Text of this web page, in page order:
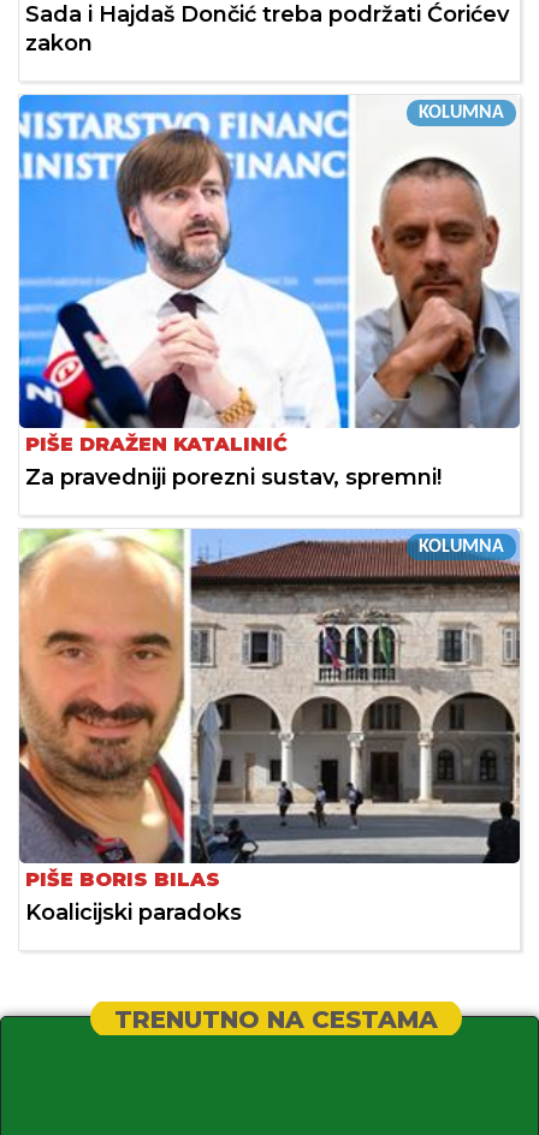
Sada i Hajdaš Dončić treba podržati Ćorićev
zakon
KOLUMNA
PIŠE DRAŽEN KATALINIĆ
Za pravedniji porezni sustav, spremni!
KOLUMNA
PIŠE BORIS BILAS
Koalicijski paradoks
TRENUTNO NA CESTAMA